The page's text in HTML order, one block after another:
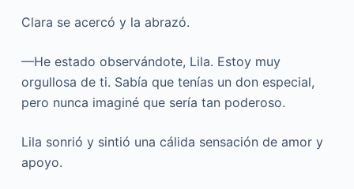
Clara se acercó y la abrazó.
—He estado observándote, Lila. Estoy muy
orgullosa de ti. Sabía que tenías un don especial,
pero nunca imaginé que sería tan poderoso.
Lila sonrió y sintió una cálida sensación de amor y
apoyo.